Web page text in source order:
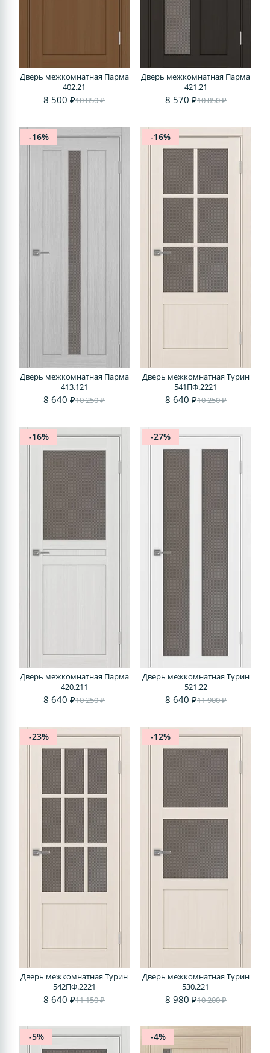
Дверь межкомнатная Парма
402.21
8 500 ₽10 850 ₽
Дверь межкомнатная Парма
421.21
8 570 ₽10 850 ₽
-16%
Дверь межкомнатная Парма
413.121
8 640 ₽10 250 ₽
-16%
Дверь межкомнатная Турин
541ПФ.2221
8 640 ₽10 250 ₽
-16%
Дверь межкомнатная Парма
420.211
8 640 ₽10 250 ₽
-27%
Дверь межкомнатная Турин
521.22
8 640 ₽11 900 ₽
-23%
Дверь межкомнатная Турин
542ПФ.2221
8 640 ₽11 150 ₽
-12%
Дверь межкомнатная Турин
530.221
8 980 ₽10 200 ₽
-5% -4%